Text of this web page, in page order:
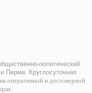
политический
Перми. Круглосуточная
оперативной и достоверной